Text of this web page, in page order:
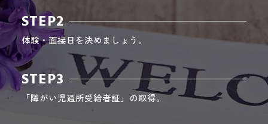
STEP2
体験・面接日を決めましょう。
STEP3
「障がい児通所受給者証」の取得。